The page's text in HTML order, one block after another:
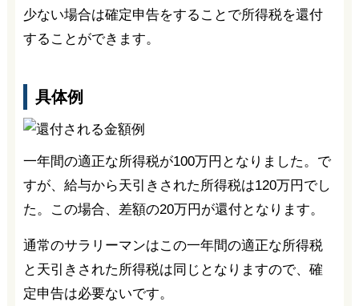
少ない場合は確定申告をすることで所得税を還付
することができます。
具体例
一年間の適正な所得税が100万円となりました。で
すが、給与から天引きされた所得税は120万円でし
た。この場合、差額の20万円が還付となります。
通常のサラリーマンはこの一年間の適正な所得税
と天引きされた所得税は同じとなりますので、確
定申告は必要ないです。